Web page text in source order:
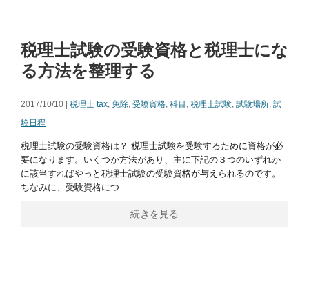
税理士試験の受験資格と税理士にな
る方法を整理する
2017/10/10 | 税理士 tax, 免除, 受験資格, 科目 , 税理士試験, 試験場所, 試
験日程
税理士試験の受験資格は？ 税理士試験を受験するために資格が必
要になります。いくつか方法があり、主に下記の３つのいずれか
に該当すればやっと税理士試験の受験資格が与えられるのです。
ちなみに、受験資格につ
続きを見る